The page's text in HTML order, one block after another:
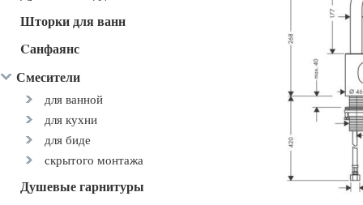
Шторки для ванн
Cанфаянс
Смесители
для ванной
для кухни
для биде
скрытого монтажа
Душевые гарнитуры